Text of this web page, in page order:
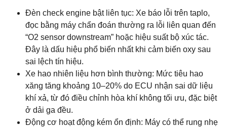
Đèn check engine bật liên tục: Xe báo lỗi trên taplo,
đọc bằng máy chẩn đoán thường ra lỗi liên quan đến
“O2 sensor downstream” hoặc hiệu suất bộ xúc tác.
Đây là dấu hiệu phổ biến nhất khi cảm biến oxy sau
sai lệch tín hiệu.
Xe hao nhiên liệu hơn bình thường: Mức tiêu hao
xăng tăng khoảng 10–20% do ECU nhận sai dữ liệu
khí xả, từ đó điều chỉnh hòa khí không tối ưu, đặc biệt
ở dải ga đều.
Động cơ hoạt động kém ổn định: Máy có thể rung nhẹ